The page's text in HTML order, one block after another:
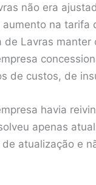
não era
na
de Lavras
de custos, de
havia
apenas
de atualização e